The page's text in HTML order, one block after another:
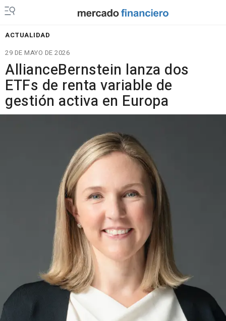
ACTUALIDAD
29 DE MAYO DE 2026
AllianceBernstein lanza dos
ETFs de renta variable de
gestión activa en Europa